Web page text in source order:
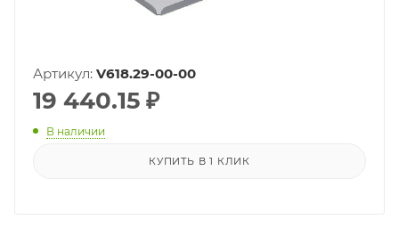
Артикул: V618.29-00-00
19 440.15 ₽
В наличии
КУПИТЬ В 1 КЛИК